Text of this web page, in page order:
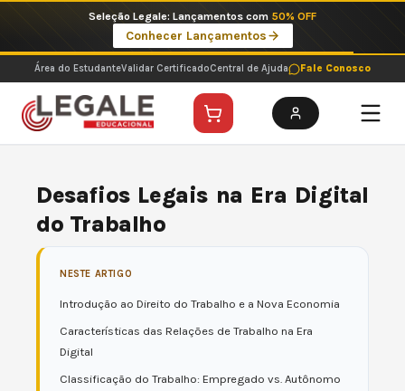
o
conteúdo
Imperdíveis no Pix: Pós Selecionadas a 199 reais no pix em parcela única
Ver ofertas
Área do EstudanteValidar CertificadoCentral de Ajuda Fale Conosco
Desafios Legais na Era Digital
do Trabalho
NESTE ARTIGO
Introdução ao Direito do Trabalho e a Nova Economia
Características das Relações de Trabalho na Era
Digital
Classificação do Trabalho: Empregado vs. Autônomo